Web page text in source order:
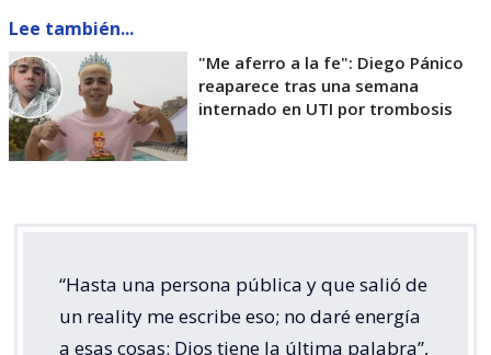
Lee también...
"Me aferro a la fe": Diego Pánico
reaparece tras una semana
internado en UTI por trombosis
“Hasta una persona pública y que salió de
un reality me escribe eso; no daré energía
a esas cosas: Dios tiene la última palabra”,